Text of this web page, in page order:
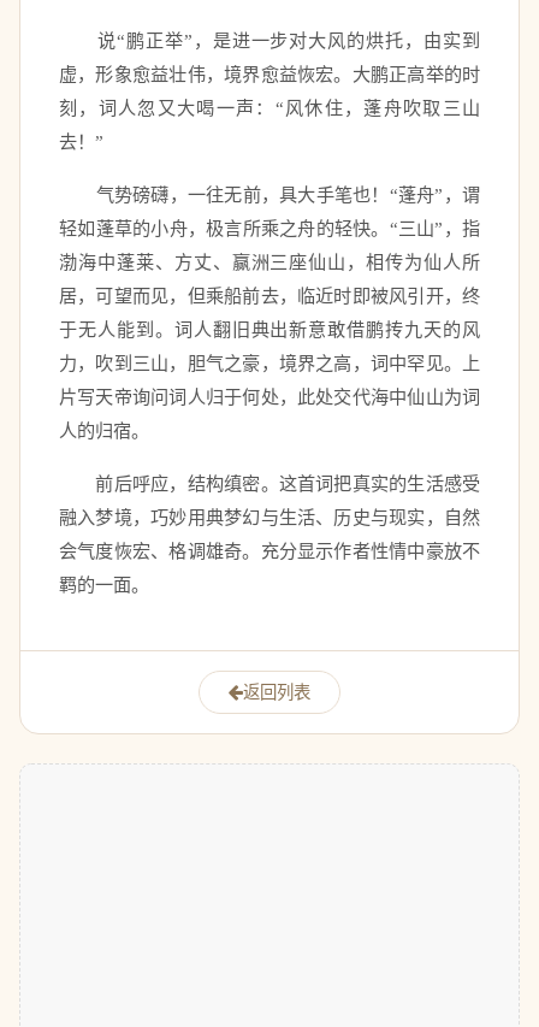
说“鹏正举”，是进一步对大风的烘托，由实到
虚，形象愈益壮伟，境界愈益恢宏。大鹏正高举的时
刻，词人忽又大喝一声：“风休住，蓬舟吹取三山
去！”
气势磅礴，一往无前，具大手笔也！“蓬舟”，谓
轻如蓬草的小舟，极言所乘之舟的轻快。“三山”，指
渤海中蓬莱、方丈、赢洲三座仙山，相传为仙人所
居，可望而见，但乘船前去，临近时即被风引开，终
于无人能到。词人翻旧典出新意敢借鹏抟九天的风
力，吹到三山，胆气之豪，境界之高，词中罕见。上
片写天帝询问词人归于何处，此处交代海中仙山为词
人的归宿。
前后呼应，结构缜密。这首词把真实的生活感受
融入梦境，巧妙用典梦幻与生活、历史与现实，自然
会气度恢宏、格调雄奇。充分显示作者性情中豪放不
羁的一面。
返回列表